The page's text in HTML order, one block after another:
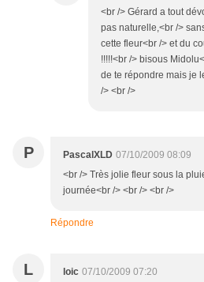
<br /> Gérard a tout
pas naturelle,<br />
cette fleur<br /> et du
!!!!!<br /> bisous
de te répondre mais je
/> <br />
P PascalXLD 07/10/2009 08:09
<br /> Très jolie fleur sous la
journée<br /> <br /> <br />
Répondre
L loic 07/10/2009 07:20